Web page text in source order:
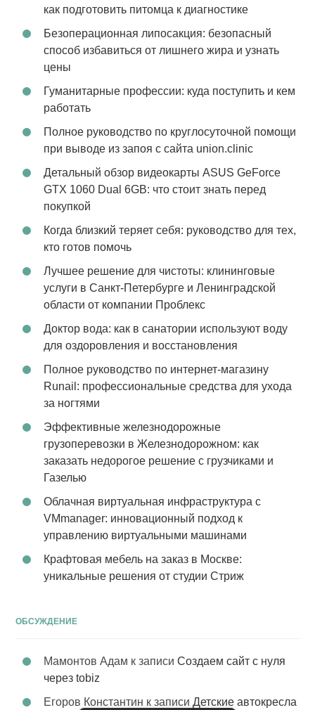
как подготовить питомца к диагностике
Безоперационная липосакция: безопасный
способ избавиться от лишнего жира и узнать
цены
Гуманитарные профессии: куда поступить и кем
работать
Полное руководство по круглосуточной помощи
при выводе из запоя с сайта union.clinic
Детальный обзор видеокарты ASUS GeForce
GTX 1060 Dual 6GB: что стоит знать перед
покупкой
Когда близкий теряет себя: руководство для тех,
кто готов помочь
Лучшее решение для чистоты: клининговые
услуги в Санкт-Петербурге и Ленинградской
области от компании Проблекс
Доктор вода: как в санатории используют воду
для оздоровления и восстановления
Полное руководство по интернет-магазину
Runail: профессиональные средства для ухода
за ногтями
Эффективные железнодорожные
грузоперевозки в Железнодорожном: как
заказать недорогое решение с грузчиками и
Газелью
Облачная виртуальная инфраструктура с
VMmanager: инновационный подход к
управлению виртуальными машинами
Крафтовая мебель на заказ в Москве:
уникальные решения от студии Стриж
ОБСУЖДЕНИЕ
Мамонтов Адам к записиСоздаем сайт с нуля
через tobiz
Егоров Константин к записиДетские автокресла